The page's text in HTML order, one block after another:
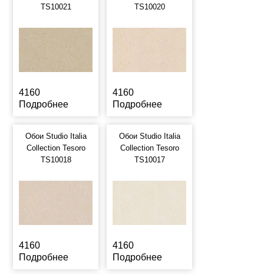
TS10021
4160
Подробнее
TS10020
4160
Подробнее
Обои Studio Italia
Collection Tesoro
TS10018
4160
Подробнее
Обои Studio Italia
Collection Tesoro
TS10017
4160
Подробнее